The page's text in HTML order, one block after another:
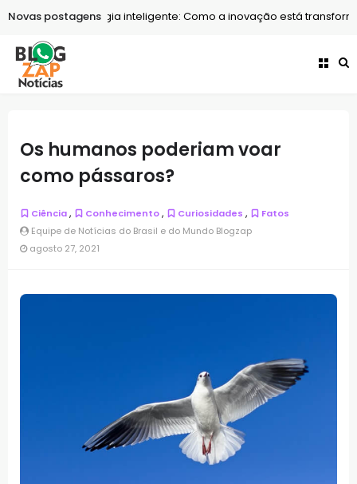
Tecnologia inteligente: Como a inovação está
Novas postagens
Os humanos poderiam voar
como pássaros?
Ciência, Conhecimento, Curiosidades ,
Fatos
Equipe de Notícias do Brasil e do Mundo Blogzap
agosto 27, 2021